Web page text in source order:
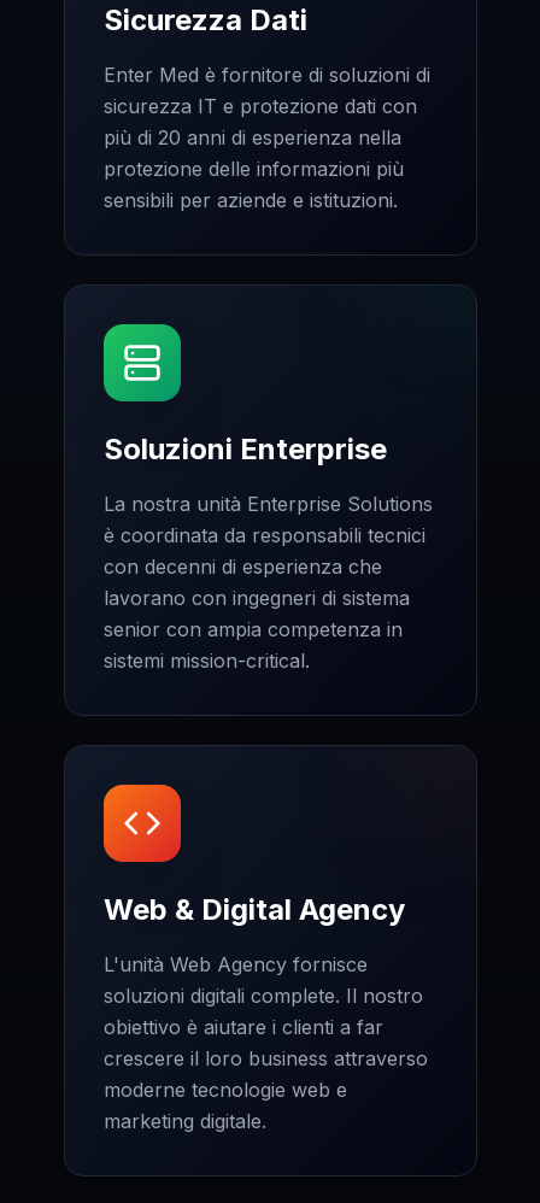
Sicurezza Dati
Enter Med è fornitore di soluzioni di
sicurezza IT e protezione dati con
più di 20 anni di esperienza nella
protezione delle informazioni più
sensibili per aziende e istituzioni.
Soluzioni Enterprise
La nostra unità Enterprise Solutions
è coordinata da responsabili tecnici
con decenni di esperienza che
lavorano con ingegneri di sistema
senior con ampia competenza in
sistemi mission-critical.
Web & Digital Agency
L'unità Web Agency fornisce
soluzioni digitali complete. Il nostro
obiettivo è aiutare i clienti a far
crescere il loro business attraverso
moderne tecnologie web e
marketing digitale.